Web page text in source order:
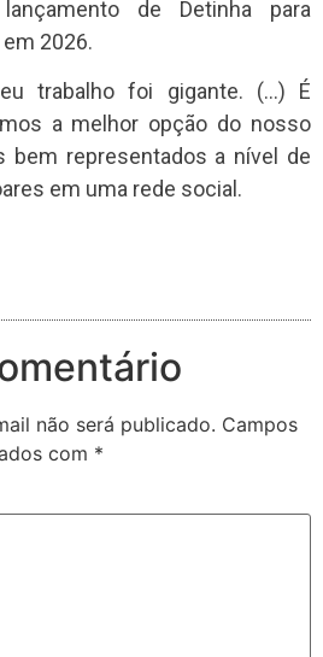
de Detinha para
2026.
trabalho foi gigante. (…) É
a melhor opção do nosso
bem representados a nível de
em uma rede social.
não será publicado. Campos
com *